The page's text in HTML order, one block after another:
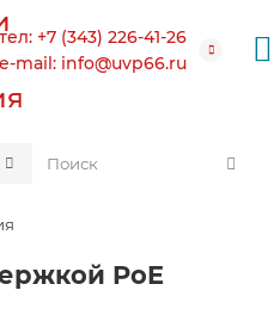
тел: +7 (343) 226-41-26
e-mail: info@uvp66.ru
PoE